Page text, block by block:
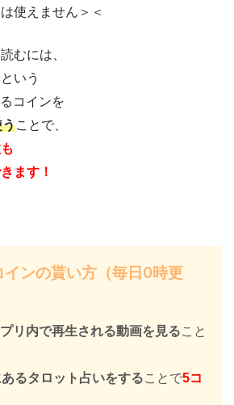
使えません＞＜
むには、
という
コインを
うことで、
ます！
インの貰い方（毎日0時更
リ内で再生される動画を見ること
るタロット占いをすることで5コ